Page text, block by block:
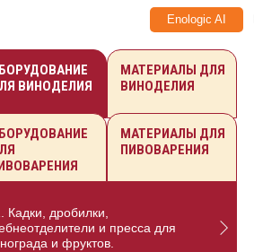
Enologic AI
ВИНОДЕЛИЯ
МАТЕРИАЛЫ ДЛЯ
ВИНОДЕЛИЯ
МАТЕРИАЛЫ ДЛЯ
ПИВОВАРЕНИЯ
Кадки, дробилки,
и пресса для
и фруктов.